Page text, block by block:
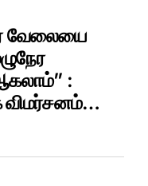
வேலையை
:
விமர்சனம்…